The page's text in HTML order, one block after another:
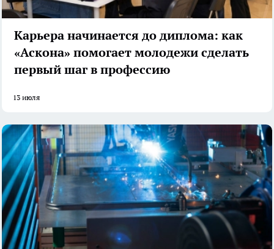
Карьера начинается до диплома: как
«Аскона» помогает молодежи сделать
первый шаг в профессию
13 июля